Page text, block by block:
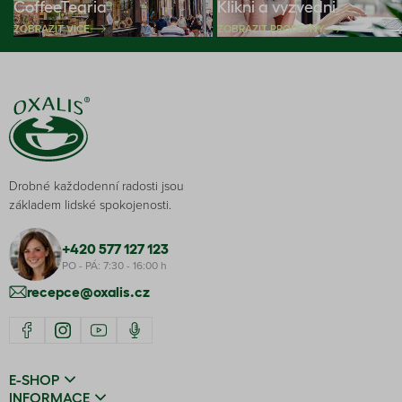
CoffeeTearia
ZOBRAZIT VÍCE
Klikni a vyzvedni
ZOBRAZIT PRODEJNY
Drobné každodenní radosti jsou
základem lidské spokojenosti.
+420 577 127 123
PO - PÁ: 7:30 - 16:00 h
recepce@oxalis.cz
E-SHOP
INFORMACE